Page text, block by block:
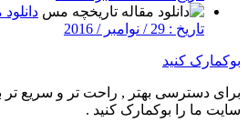
تاریخ : 29 / نوامبر / 2016
بوکمارک کنید
برای دسترسی بهتر , راحت تر و سریع تر
سایت ما را بوکمارک کنید .